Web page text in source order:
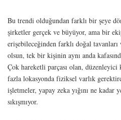
Bu trendi olduğundan farklı bir şeye
şirketler gerçek ve büyüyor, ama bir
erişebileceğinden farklı doğal
olsun, tek bir kişinin aynı anda
Çok hareketli parçası olan, düzenleyici
fazla lokasyonda fiziksel varlık
işletmeler, yapay zeka yığını ne
sıkışmıyor.